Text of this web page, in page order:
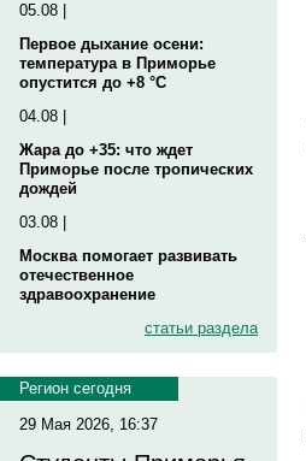
05.08 |
Первое дыхание осени:
температура в Приморье
опустится до +8 °C
04.08 |
Жара до +35: что ждет
Приморье после тропических
дождей
03.08 |
Москва помогает развивать
отечественное
здравоохранение
статьи раздела
Регион сегодня
29 Мая 2026, 16:37